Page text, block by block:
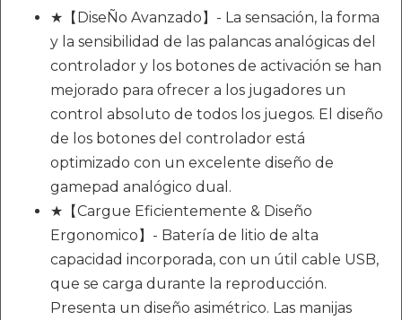
★【DiseÑo Avanzado】- La sensación, la forma
y la sensibilidad de las palancas analógicas del
controlador y los botones de activación se han
mejorado para ofrecer a los jugadores un
control absoluto de todos los juegos. El diseño
de los botones del controlador está
optimizado con un excelente diseño de
gamepad analógico dual.
★【Cargue Eficientemente & Diseño
Ergonomico】- Batería de litio de alta
capacidad incorporada, con un útil cable USB,
que se carga durante la reproducción.
Presenta un diseño asimétrico. Las manijas